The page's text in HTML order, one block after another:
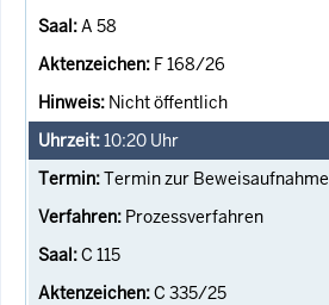
A 58
F 168/26
Nicht öffentlich
10:20 Uhr
Termin zur Beweisaufnahme
Prozessverfahren
C 115
C 335/25